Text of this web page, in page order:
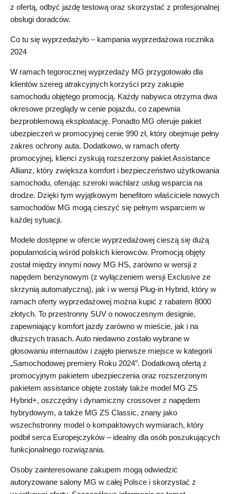
z ofertą, odbyć jazdę testową oraz skorzystać z profesjonalnej
obsługi doradców.
Co tu się wyprzedażyło – kampania wyprzedażowa rocznika
2024
W ramach tegorocznej wyprzedaży MG przygotowało dla
klientów szereg atrakcyjnych korzyści przy zakupie
samochodu objętego promocją. Każdy nabywca otrzyma dwa
okresowe przeglądy w cenie pojazdu, co zapewnia
bezproblemową eksploatację. Ponadto MG oferuje pakiet
ubezpieczeń w promocyjnej cenie 990 zł, który obejmuje pełny
zakres ochrony auta. Dodatkowo, w ramach oferty
promocyjnej, klienci zyskują rozszerzony pakiet Assistance
Allianz, który zwiększa komfort i bezpieczeństwo użytkowania
samochodu, oferując szeroki wachlarz usług wsparcia na
drodze. Dzięki tym wyjątkowym benefitom właściciele nowych
samochodów MG mogą cieszyć się pełnym wsparciem w
każdej sytuacji.
Modele dostępne w ofercie wyprzedażowej cieszą się dużą
popularnością wśród polskich kierowców. Promocją objęty
został między innymi nowy MG HS, zarówno w wersji z
napędem benzynowym (z wyłączeniem wersji Exclusive ze
skrzynią automatyczną), jak i w wersji Plug-in Hybrid, który w
ramach oferty wyprzedażowej można kupić z rabatem 8000
złotych. To przestronny SUV o nowoczesnym designie,
zapewniający komfort jazdy zarówno w mieście, jak i na
dłuższych trasach. Auto niedawno zostało wybrane w
głosowaniu internautów i zajęło pierwsze miejsce w kategorii
„Samochodowej premiery Roku 2024”. Dodatkową ofertą z
promocyjnym pakietem ubezpieczenia oraz rozszerzonym
pakietem assistance objęte zostały także model MG ZS
Hybrid+, oszczędny i dynamiczny crossover z napędem
hybrydowym, a także MG ZS Classic, znany jako
wszechstronny model o kompaktowych wymiarach, który
podbił serca Europejczyków – idealny dla osób poszukujących
funkcjonalnego rozwiązania.
Osoby zainteresowane zakupem mogą odwiedzić
autoryzowane salony MG w całej Polsce i skorzystać z